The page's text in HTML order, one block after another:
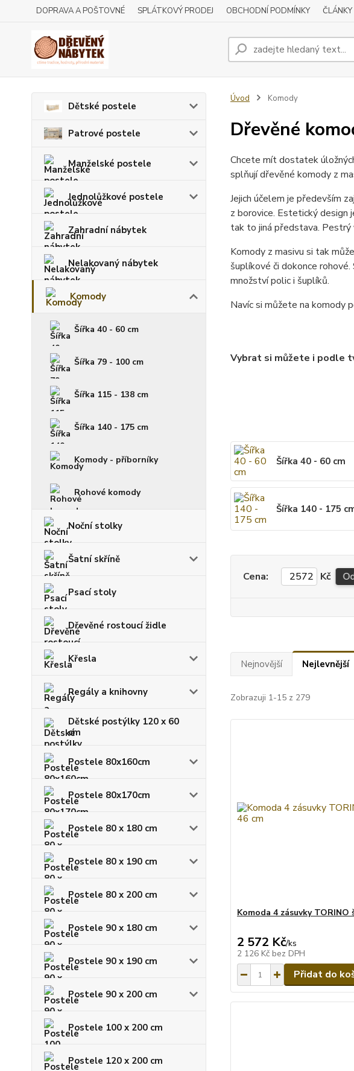
DOPRAVA A POŠTOVNÉ SPLÁTKOVÝ PRODEJ OBCHODNÍ PODMÍNKY ČLÁNKY
Dětské postele
Patrové postele
Manželské postele
Jednolůžkové postele
Zahradní nábytek
Nelakovaný nábytek
Komody
Šířka 40 - 60 cm
Šířka 79 - 100 cm
Šířka 115 - 138 cm
Šířka 140 - 175 cm
Komody - příborníky
Rohové komody
Noční stolky
Šatní skříně
Psací stoly
Dřevěné rostoucí židle
Křesla
Regály a knihovny
Dětské postýlky 120 x 60
cm
Postele 80x160cm
Postele 80x170cm
Postele 80 x 180 cm
Postele 80 x 190 cm
Postele 80 x 200 cm
Postele 90 x 180 cm
Postele 90 x 190 cm
Postele 90 x 200 cm
Postele 100 x 200 cm
Postele 120 x 200 cm
Úvod Komody
Dřevěné
Chcete mít dostatek
splňují dřevěné komody z
Jejich účelem je především
z borovice. Estetický design
tak to jiná představa. Pestrý
Komody z masivu si tak
šuplíkové či dokonce
množství polic i šuplíků.
Navíc si můžete na komody
Vybrat si můžete i podle
Šířka 40 - 60 cm
Šířka 140 - 175
Cena: Kč
Nejnovější Nejlevnější
Zobrazuji 1-15 z 279
Komoda 4 zásuvky TORINO
2 572 Kč/ks
2 126 Kč bez DPH
Přidat do